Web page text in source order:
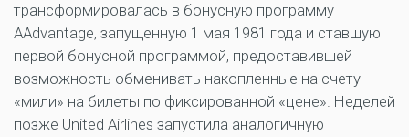
трансформировалась в бонусную программу
AAdvantage, запущенную 1 мая 1981 года и ставшую
первой бонусной программой, предоставившей
возможность обменивать накопленные на счету
«мили» на билеты по фиксированной «цене». Неделей
позже United Airlines запустила аналогичную